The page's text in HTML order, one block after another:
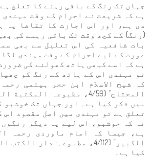
جہاں تک رنگ کے باقی رہنے کا تعلق
ہے کہ شریعت نے احرام کے وقت
دی ہے، اور اس اجازت کا تقاضا یہ
(رنگ) کے کچھ وقت تک باقی رہنے کی
بات شافعیہ کی اس تعلیل سے بھی
عورت کے لیے احرام کے وقت مہندی
ہے کہ اسے کبھی ہاتھ کھولنے کی
تو مہندی اس کے ہاتھ کے رنگ کو
کہ شیخ الاسلام ابن حجر ہیتمی
المحتاج" (4/59، مطبوعہ:
میں ذکر کیا ہے۔ اور جہاں تک خوشبو
تعلق ہے تو مہندی میں اصل مقصود اس
نہ کہ خوشبو، اس لیے یہ دیگر
ہے، جیسا کہ امام ماوردی رحمہ
الكبير" (4/112، مطبوعہ: دار
کیا ہے۔